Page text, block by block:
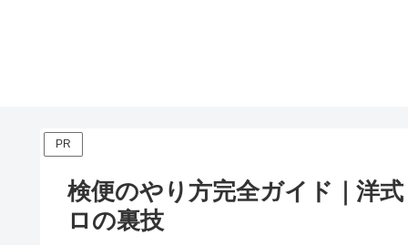
PR
検便のやり方完全ガイド｜洋
ロの裏技